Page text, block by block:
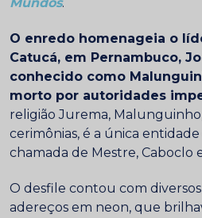
Mundos.
O enredo homenageia o
Catucá, em Pernambuco,
conhecido como
morto por autoridades
religião Jurema,
cerimônias, é a única
chamada de Mestre, Caboclo
O desfile contou com
adereços em neon, que